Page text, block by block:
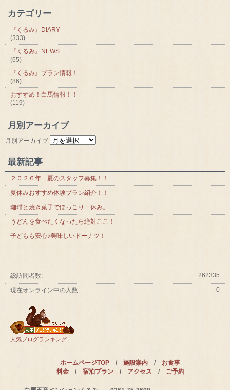
カテゴリー
『くるみ』DIARY
(333)
『くるみ』NEWS
(65)
『くるみ』プラン情報！
(86)
おすすめ！白馬情報！！
(119)
月別アーカイブ
月別アーカイブ
最新記事
２０２６年 夏のスタッフ募集！！
夏休みおすすめ体験プラン紹介！！
珈琲と焼き菓子でほっこり一休み。
うどんを食べたくなったら絶対ここ！
子どもも安心♪美味しいドーナツ！
262335
総訪問者数:
0
現在オンライン中の人数:
人気ブログランキング
ホームページTOP / 施設案内 / お食事
料金/ 宿泊プラン/ アクセス / ご予約